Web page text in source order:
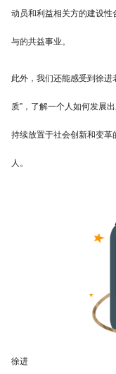
动员和利益相关方的建设
与的共益事业。
此外，我们还能感受到徐
质”，了解一个人如何发展
持续放置于社会创新和变
人。
徐进